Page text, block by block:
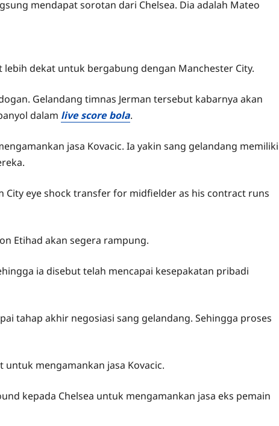
mendapat sorotan dari Chelsea. Dia adalah Mateo
dekat untuk bergabung dengan Manchester City.
Gelandang timnas Jerman tersebut kabarnya akan
dalam live score bola.
jasa Kovacic. Ia yakin sang gelandang memiliki
Etihad akan segera rampung.
ia disebut telah mencapai kesepakatan pribadi
tahap akhir negosiasi sang gelandang. Sehingga proses
mengamankan jasa Kovacic.
kepada Chelsea untuk mengamankan jasa eks pemain